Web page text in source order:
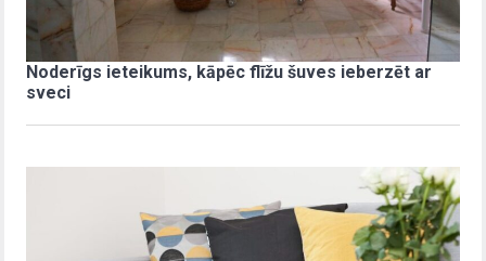
Noderīgs ieteikums, kāpēc flīžu šuves ieberzēt ar
sveci